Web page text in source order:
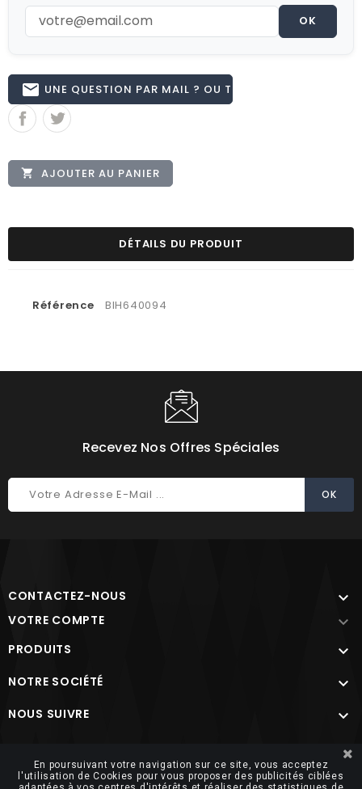
OK
email UNE QUESTION PAR MAIL ? OU TÉL 02.51.62.16.59
 AJOUTER AU PANIER
DÉTAILS DU PRODUIT
Référence BIH640094
Recevez Nos Offres Spéciales
CONTACTEZ-NOUS 
VOTRE COMPTE 
PRODUITS 
NOTRE SOCIÉTÉ 
NOUS SUIVRE 
En poursuivant votre navigation sur ce site, vous acceptez
l'utilisation de Cookies pour vous proposer des publicités ciblées